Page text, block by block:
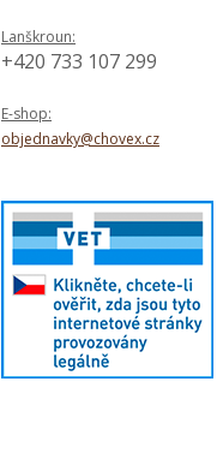
Lanškroun:
+420 733 107 299
E-shop:
objednavky@chovex.cz